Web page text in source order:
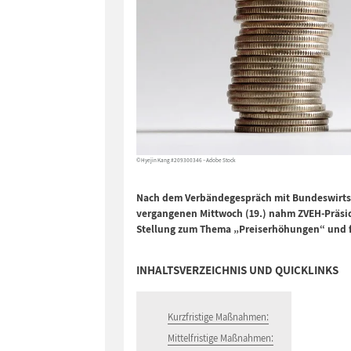
© Hyejin Kang #209300346 – Adobe Stock
Nach dem Verbändegespräch mit
vergangenen Mittwoch (19.) nahm ZVEH-
Stellung zum Thema „Preiserhöhungen“
INHALTSVERZEICHNIS UND QUICKLINKS
Kurzfristige Maßnahmen:
Mittelfristige Maßnahmen: